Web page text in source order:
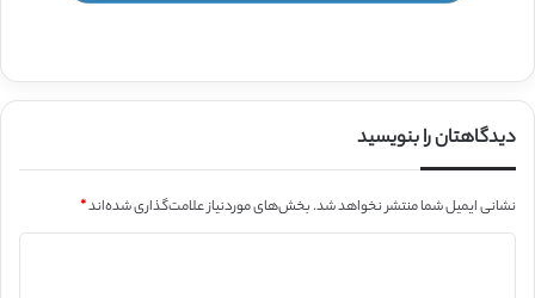
دیدگاهتان را بنویسید
نشانی ایمیل شما منتشر نخواهد شد.بخش‌های موردنیاز علامت‌گذاری شده‌اند*